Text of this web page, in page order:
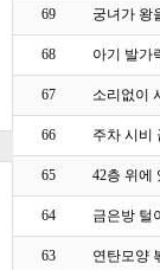
69 궁녀가 왕
68 아기 발가
67 소리없이
66 주차 시비
65 42층 위에
64 금은방 털
63 연탄모양